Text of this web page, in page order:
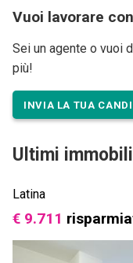
Vuoi lavorare
Sei un agente o vuoi
più!
INVIA LA TUA
Ultimi
Latina
€ 9.711